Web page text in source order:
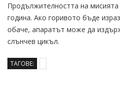
Продължителността на
година. Ако горивото бъде
обаче, апаратът може да
слънчев цикъл.
ТАГОВЕ: